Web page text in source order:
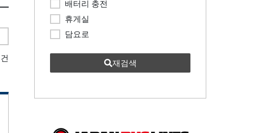
건
배터리 충전
휴게실
담요로
재검색